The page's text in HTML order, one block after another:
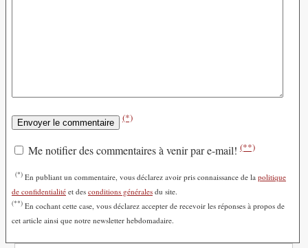
(*)
Me notifier des commentaires à venir par e-mail! (**)
(*) En publiant un commentaire, vous déclarez avoir pris connaissance de la politique
de confidentialité et des conditions générales du site.
(**) En cochant cette case, vous déclarez accepter de recevoir les réponses à propos de
cet article ainsi que notre newsletter hebdomadaire.